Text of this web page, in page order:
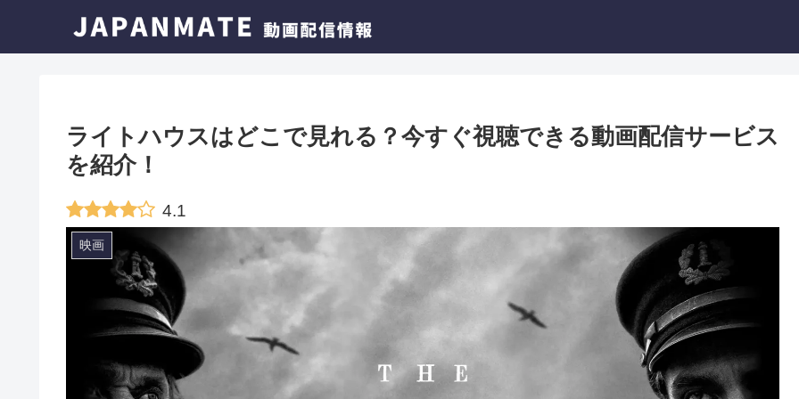
ライトハウスはどこで見れる？今すぐ視聴できる動画配信サービス
を紹介！
4.1
映画